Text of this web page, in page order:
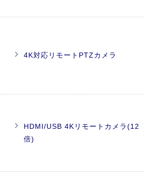
4K対応リモートPTZカメラ
HDMI/USB 4Kリモートカメラ(12
倍)